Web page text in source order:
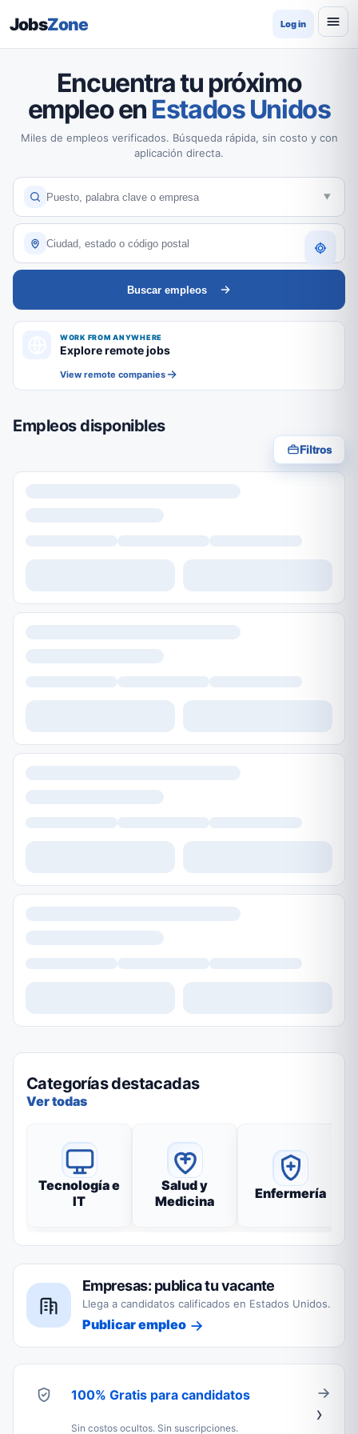
JobsZone Log in
Encuentra tu próximo
empleo en Estados Unidos
Miles de empleos verificados. Búsqueda rápida, sin costo y con
aplicación directa.
Buscar empleos
WORK FROM ANYWHERE
Explore remote jobs
View remote companies
Empleos disponibles
Filtros
Categorías destacadas
Ver todas
Tecnología e
IT
Salud y
Medicina
Enfermería
Empresas: publica tu vacante
Llega a candidatos calificados en Estados Unidos.
Publicar empleo
100% Gratis para candidatos
Sin costos ocultos. Sin suscripciones.